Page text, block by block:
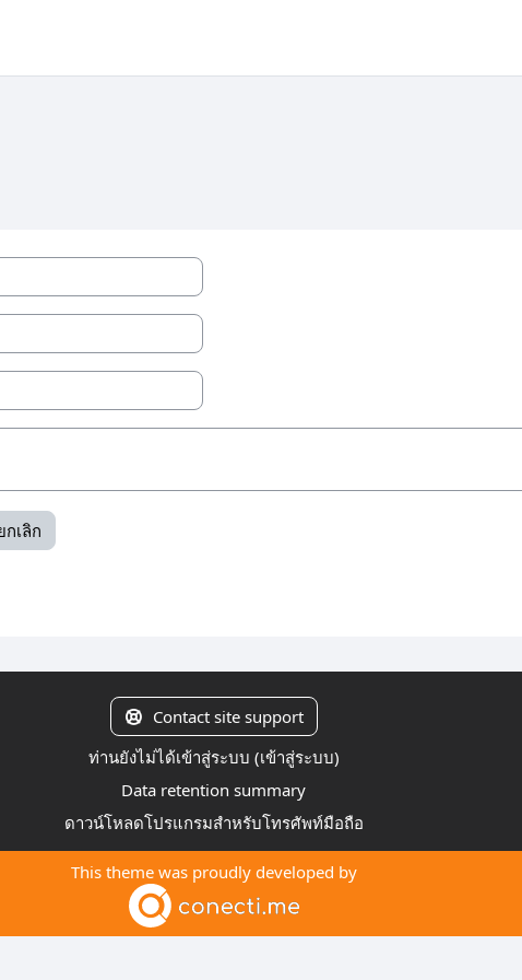
Contact site support
ท่านยังไม่ได้เข้าสู่ระบบ (เข้าสู่ระบบ)
Data retention summary
ดาวน์โหลดโปรแกรมสำหรับโทรศัพท์มือถือ
This theme was proudly developed by